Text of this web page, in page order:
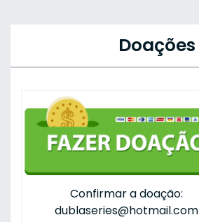
Doações
Confirmar a doação:
dublaseries@hotmail.com